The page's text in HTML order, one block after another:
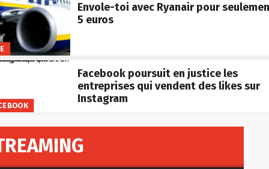
Envole-toi avec Ryanair pour
5 euros
Facebook poursuit en justice les
entreprises qui vendent des likes sur
Instagram